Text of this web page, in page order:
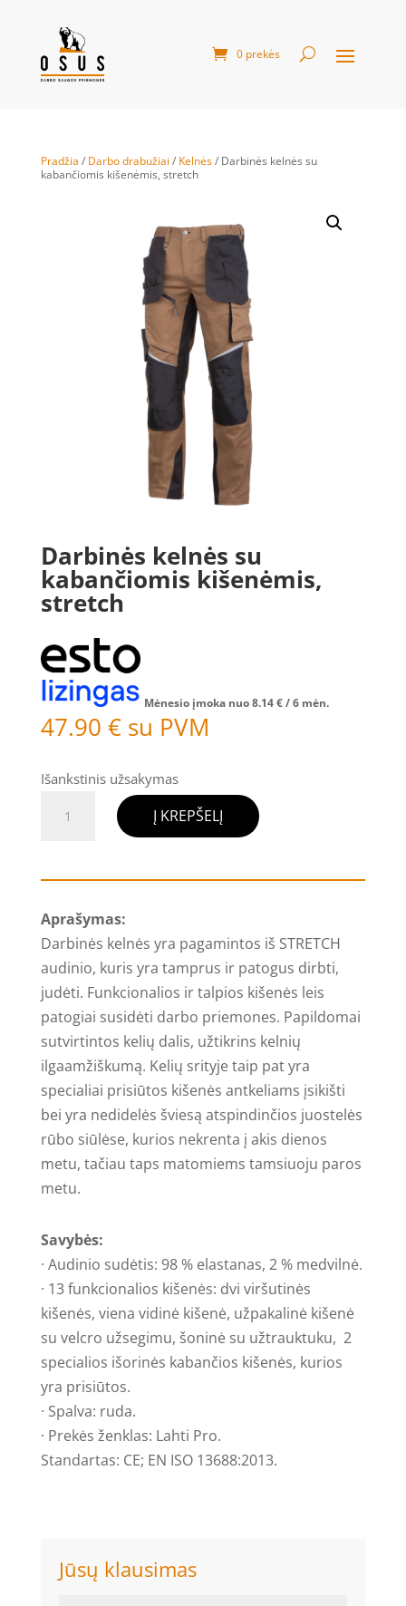
0 prekės
Pradžia / Darbo drabužiai / Kelnės/ Darbinės kelnės su
kabančiomis kišenėmis, stretch
Darbinės kelnės su
kabančiomis kišenėmis,
stretch
Mėnesio įmoka nuo8.14€/ 6 mėn.
47.90 € su PVM
Išankstinis užsakymas
kiekis:
kelnės
kabančiomis
kišenėmis,
stretch
Į KREPŠELĮ
Aprašymas:
Darbinės kelnės yra pagamintos iš STRETCH
audinio, kuris yra tamprus ir patogus dirbti,
judėti. Funkcionalios ir talpios kišenės leis
patogiai susidėti darbo priemones. Papildomai
sutvirtintos kelių dalis, užtikrins kelnių
ilgaamžiškumą. Kelių srityje taip pat yra
specialiai prisiūtos kišenės antkeliams įsikišti
bei yra nedidelės šviesą atspindinčios juostelės
rūbo siūlėse, kurios nekrenta į akis dienos
metu, tačiau taps matomiems tamsiuoju paros
metu.
Savybės:
· Audinio sudėtis: 98 % elastanas, 2 % medvilnė.
· 13 funkcionalios kišenės: dvi viršutinės
kišenės, viena vidinė kišenė, užpakalinė kišenė
su velcro užsegimu, šoninė su užtrauktuku, 2
specialios išorinės kabančios kišenės, kurios
yra prisiūtos.
· Spalva: ruda.
· Prekės ženklas: Lahti Pro.
Standartas: CE; EN ISO 13688:2013.
Jūsų klausimas